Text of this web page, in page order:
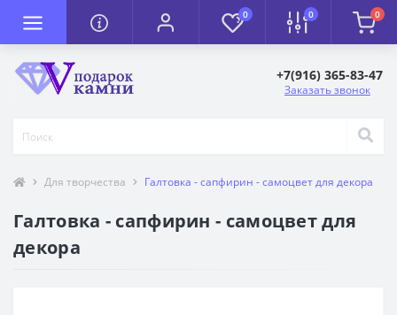
0 0 0
+7(916) 365-83-47
Заказать звонок
Для творчества Галтовка - сапфирин - самоцвет для декора
Галтовка - сапфирин - самоцвет для
декора